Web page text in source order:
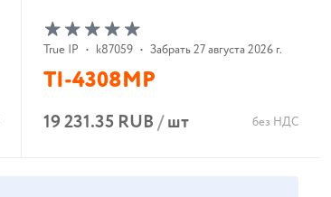
В корзину
True IP • k87059 • Забрать 27 августа 2026 г.
TI-4308MP
19 231.35 RUB/шт без НДС